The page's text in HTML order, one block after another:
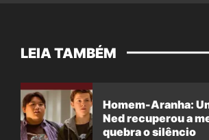
LEIA TAMBÉM
Homem-Aranha:
Ned recuperou a
quebra o silêncio